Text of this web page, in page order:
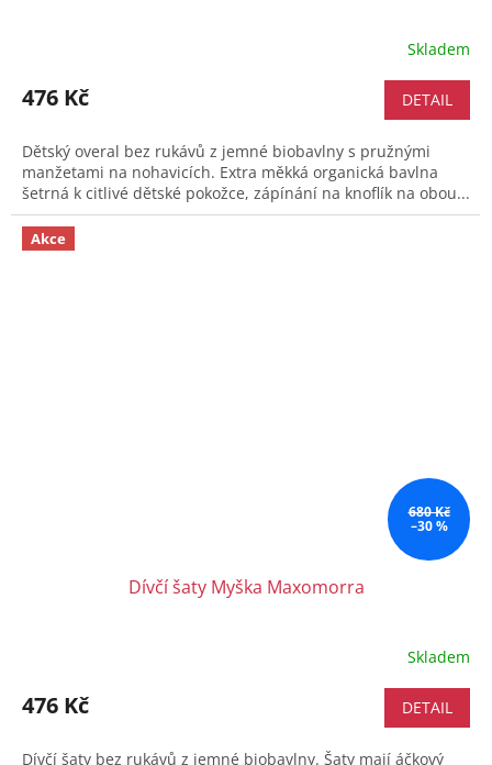
produktu
z
5
hvězdiček.
Skladem
476 Kč DETAIL
Dětský overal bez rukávů z jemné biobavlny s pružnými
manžetami na nohavicích. Extra měkká organická bavlna
šetrná k citlivé dětské pokožce, zápínání na knoflík na obou...
Akce
680 Kč
–30 %
Dívčí šaty Myška Maxomorra
Skladem
476 Kč DETAIL
Dívčí šaty bez rukávů z jemné biobavlny. Šaty mají áčkový